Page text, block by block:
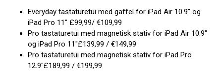
Everyday tastaturetui med gaffel for iPad Air 10.9" og
iPad Pro 11" £99,99/ €109,99
Pro tastaturetui med magnetisk stativ for iPad Air 10.9"
og iPad Pro 11"£139,99 / €149,99
Pro tastaturetui med magnetisk stativ for iPad Pro
12.9"£189,99 / €199,99